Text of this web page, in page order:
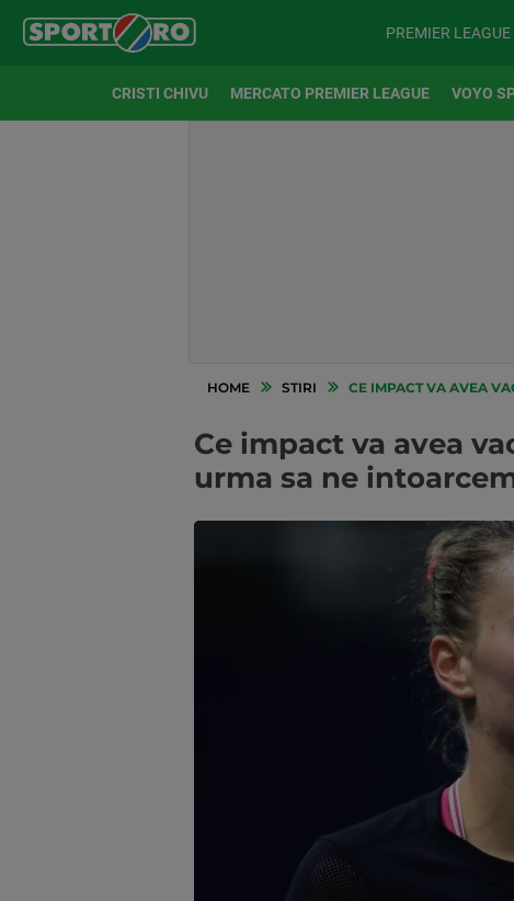
PREMIER LEAGUE
CRISTI CHIVU MERCATO PREMIER LEAGUE VOYO
HOME STIRI CE IMPACT VA AVEA
Ce impact va avea
urma sa ne